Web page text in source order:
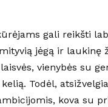
gali reikšti
jėgą ir laukinę
vienybės su
Todėl,
kova su